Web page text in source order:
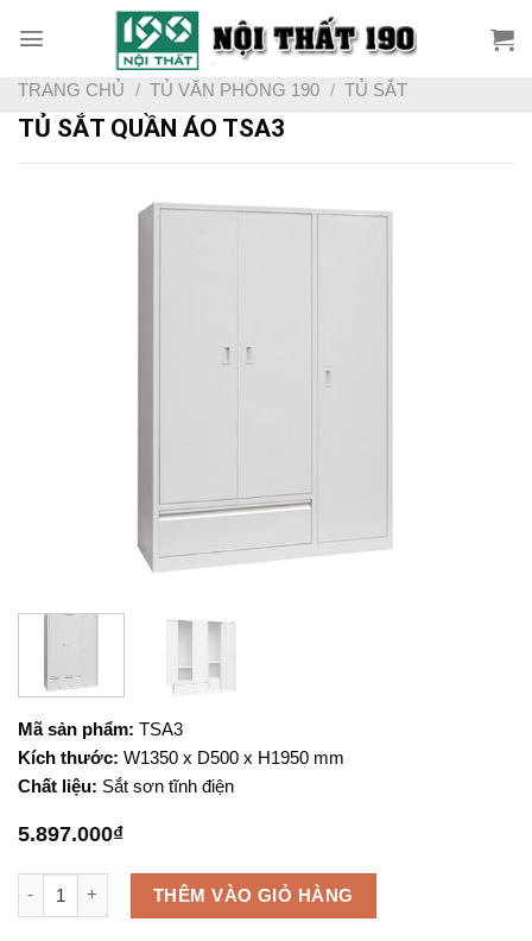
TRANG CHỦ / TỦ VĂN PHÒNG 190 / TỦ SẮT
TỦ SẮT QUẦN ÁO TSA3
Mã sản phẩm: TSA3
Kích thước: W1350 x D500 x H1950 mm
Chất liệu: Sắt sơn tĩnh điện
5.897.000₫
Tủ sắt quần áo TSA3 số lượng
THÊM VÀO GIỎ HÀNG